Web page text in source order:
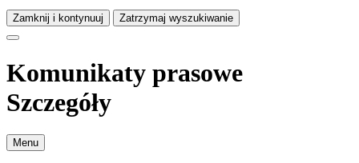
Zamknij i kontynuuj Zatrzymaj wyszukiwanie
Komunikaty prasowe
Szczegóły
Menu